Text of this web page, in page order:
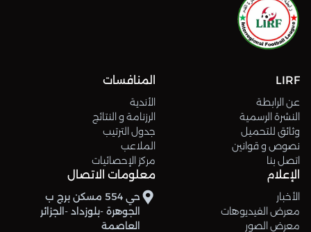
LIRF
عن الرابطة
النشرة الرسمية
وثائق للتحميل
نصوص و قوانين
اتصل بنا
المنافسات
الأندية
الرزنامة و النتائج
جدول الترتيب
الملاعب
مركز الإحصائيات
الإعلام
الأخبار
معرض الفيديوهات
معرض الصور
معلومات الاتصال
حي 554 مسكن برج ب
الجوهرة -بلوزداد -الجزائر
العاصمة